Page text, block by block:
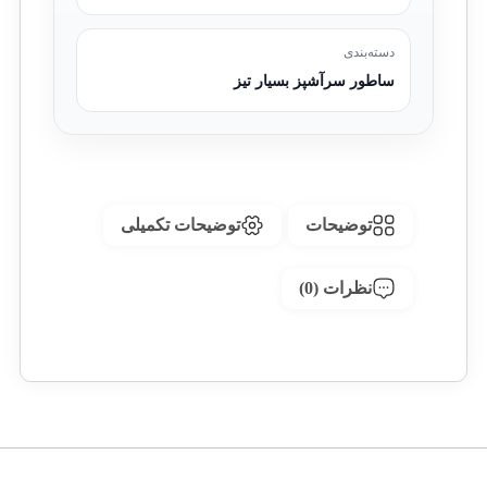
دسته‌بندی
ساطور سرآشپز بسیار تیز
توضیحات توضیحات تکمیلی
نظرات (0)